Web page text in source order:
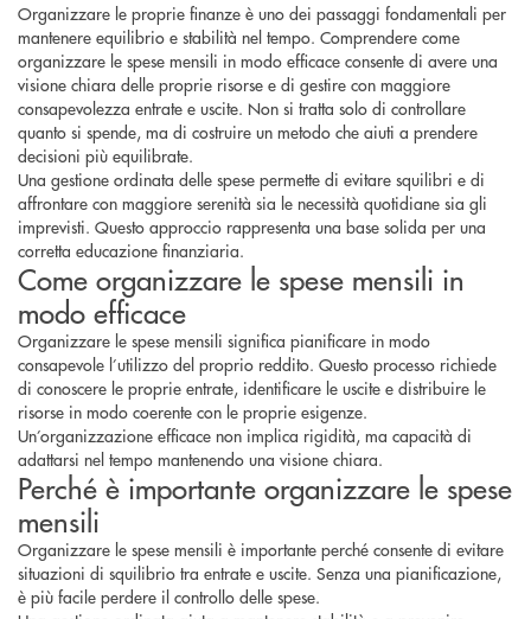
Organizzare le proprie finanze è uno dei passaggi fondamentali per
mantenere equilibrio e stabilità nel tempo. Comprendere come
organizzare le spese mensili in modo efficace consente di avere una
visione chiara delle proprie risorse e di gestire con maggiore
consapevolezza entrate e uscite. Non si tratta solo di controllare
quanto si spende, ma di costruire un metodo che aiuti a prendere
decisioni più equilibrate.
Una gestione ordinata delle spese permette di evitare squilibri e di
affrontare con maggiore serenità sia le necessità quotidiane sia gli
imprevisti. Questo approccio rappresenta una base solida per una
corretta educazione finanziaria.
Come organizzare le spese mensili in
modo efficace
Organizzare le spese mensili significa pianificare in modo
consapevole l’utilizzo del proprio reddito. Questo processo richiede
di conoscere le proprie entrate, identificare le uscite e distribuire le
risorse in modo coerente con le proprie esigenze.
Un’organizzazione efficace non implica rigidità, ma capacità di
adattarsi nel tempo mantenendo una visione chiara.
Perché è importante organizzare le spese
mensili
Organizzare le spese mensili è importante perché consente di evitare
situazioni di squilibrio tra entrate e uscite. Senza una pianificazione,
è più facile perdere il controllo delle spese.